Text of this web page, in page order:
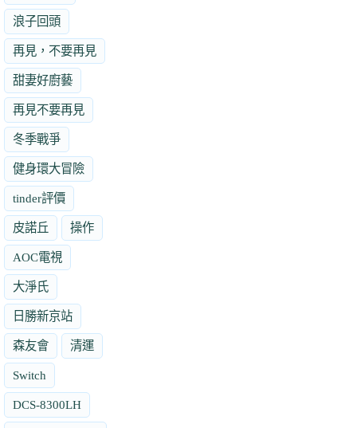
浪子回頭
再見，不要再見
甜妻好廚藝
再見不要再見
冬季戰爭
健身環大冒險
tinder評價
皮諾丘 操作
AOC電視
大淨氏
日勝新京站
森友會 清運
Switch
DCS-8300LH